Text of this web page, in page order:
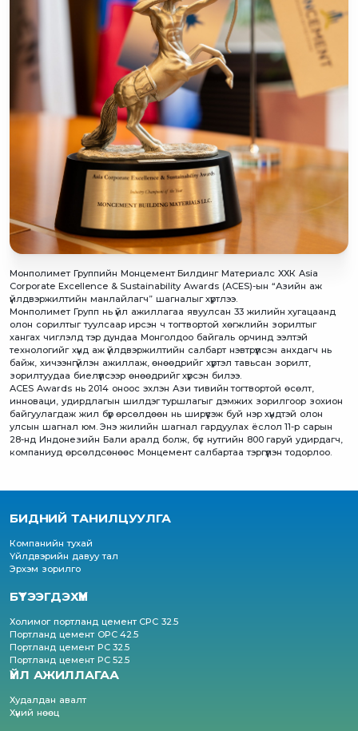
Монполимет Группийн Монцемент Билдинг Материалс ХХК Asia
Corporate Excellence & Sustainability Awards (ACES)-ын “Азийн аж
үйлдвэржилтийн манлайлагч” шагналыг хүртлээ.
Монполимет Групп нь үйл ажиллагаа явуулсан 33 жилийн хугацаанд
олон сорилтыг туулсаар ирсэн ч тогтвортой хөгжлийн зорилтыг
хангах чиглэлд тэр дундаа Монголдоо байгаль орчинд ээлтэй
технологийг хүнд аж үйлдвэржилтийн салбарт нэвтрүүлсэн анхдагч нь
байж, хичээнгүйлэн ажиллаж, өнөөдрийг хүртэл тавьсан зорилт,
зорилтуудаа биелүүлсээр өнөөдрийг хүрсэн билээ.
ACES Awards нь 2014 оноос эхлэн Ази тивийн тогтвортой өсөлт,
инноваци, удирдлагын шилдэг туршлагыг дэмжих зорилгоор зохион
байгуулагдаж жил бүр өрсөлдөөн нь ширүүсэж буй нэр хүндтэй олон
улсын шагнал юм. Энэ жилийн шагнал гардуулах ёслол 11-р сарын
28-нд Индонезийн Бали аралд болж, бүс нутгийн 800 гаруй удирдагч,
компаниуд өрсөлдсөнөөс Монцемент салбартаа тэргүүлэн тодорлоо.
БИДНИЙ ТАНИЛЦУУЛГА
Компанийн тухай
Үйлдвэрийн давуу тал
Эрхэм зорилго
БҮТЭЭГДЭХҮҮН
Холимог портланд цемент CPC 32.5
Портланд цемент OPC 42.5
Портланд цемент PC 32.5
Портланд цемент PC 52.5
ҮЙЛ АЖИЛЛАГАА
Худалдан авалт
Хүний нөөц